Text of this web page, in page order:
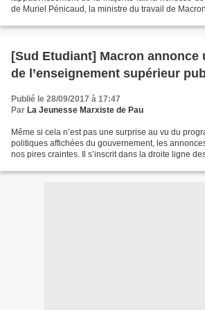
de Muriel Pénicaud, la ministre du travail de
[Sud Etudiant] Macron annonce
de l’enseignement supérieur
Publié le 28/09/2017 à 17:47
Par La Jeunesse Marxiste de Pau
Même si cela n’est pas une surprise au vu du
politiques affichées du gouvernement, les
nos pires craintes. Il s’inscrit dans la droite ligne